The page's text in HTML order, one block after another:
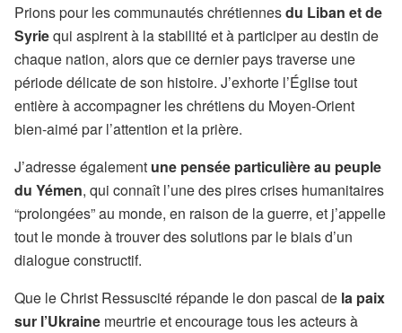
Prions pour les communautés chrétiennesdu Liban et de
Syriequi aspirent à la stabilité et à participer au destin de
chaque nation, alors que ce dernier pays traverse une
période délicate de son histoire. J’exhorte l’Église tout
entière à accompagner les chrétiens du Moyen-Orient
bien-aimé par l’attention et la prière.
J’adresse également une pensée particulière au peuple
du Yémen, qui connaît l’une des pires crises humanitaires
“prolongées” au monde, en raison de la guerre, et j’appelle
tout le monde à trouver des solutions par le biais d’un
dialogue constructif.
Que le Christ Ressuscité répande le don pascal de la paix
sur l’Ukraine meurtrie et encourage tous les acteurs à